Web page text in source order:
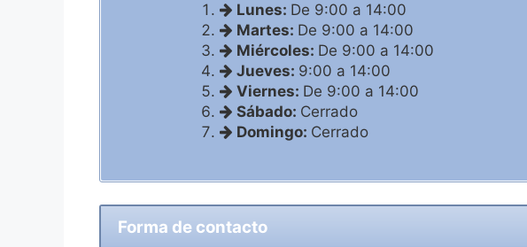
Lunes: De 9:00 a 14:00
Martes: De 9:00 a 14:00
Miércoles: De 9:00 a 14:00
Jueves: 9:00 a 14:00
Viernes: De 9:00 a 14:00
Sábado: Cerrado
Domingo: Cerrado
Forma de contacto